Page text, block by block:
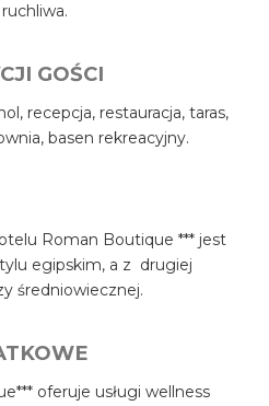
GOŚCI
recepcja, restauracja, taras,
basen rekreacyjny.
Roman Boutique *** jest
egipskim, a z drugiej
średniowiecznej.
oferuje usługi wellness